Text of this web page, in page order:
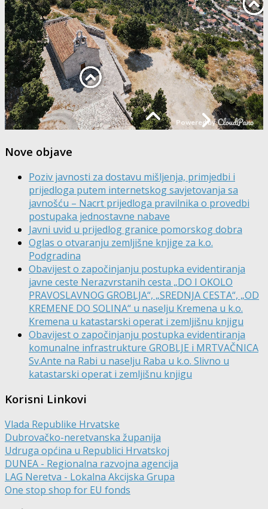
Nove objave
Poziv javnosti za dostavu mišljenja, primjedbi i
prijedloga putem internetskog savjetovanja sa
javnošću – Nacrt prijedloga pravilnika o provedbi
postupaka jednostavne nabave
Javni uvid u prijedlog granice pomorskog dobra
Oglas o otvaranju zemljišne knjige za k.o.
Podgradina
Obavijest o započinjanju postupka evidentiranja
javne ceste Nerazvrstanih cesta „DO I OKOLO
PRAVOSLAVNOG GROBLJA“, „SREDNJA CESTA“, „OD
KREMENE DO SOLINA“ u naselju Kremena u k.o.
Kremena u katastarski operat i zemljišnu knjigu
Obavijest o započinjanju postupka evidentiranja
komunalne infrastrukture GROBLJE i MRTVAČNICA
Sv.Ante na Rabi u naselju Raba u k.o. Slivno u
katastarski operat i zemljišnu knjigu
Korisni Linkovi
Vlada Republike Hrvatske
Dubrovačko-neretvanska županija
Udruga općina u Republici Hrvatskoj
DUNEA - Regionalna razvojna agencija
LAG Neretva - Lokalna Akcijska Grupa
One stop shop for EU fonds